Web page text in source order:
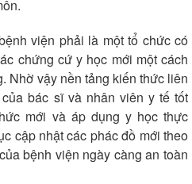
viện phải là một tổ chức có
chứng cứ y học mới một cách
Nhờ vậy nền tảng kiến thức liên
bác sĩ và nhân viên y tế tốt
mới và áp dụng y học thực
cập nhật các phác đồ mới theo
bệnh viện ngày càng an toàn